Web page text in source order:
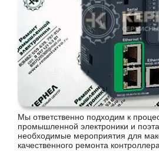
Мы ответственно подходим к
промышленной электроники и
необходимые мероприятия для
качественного ремонта